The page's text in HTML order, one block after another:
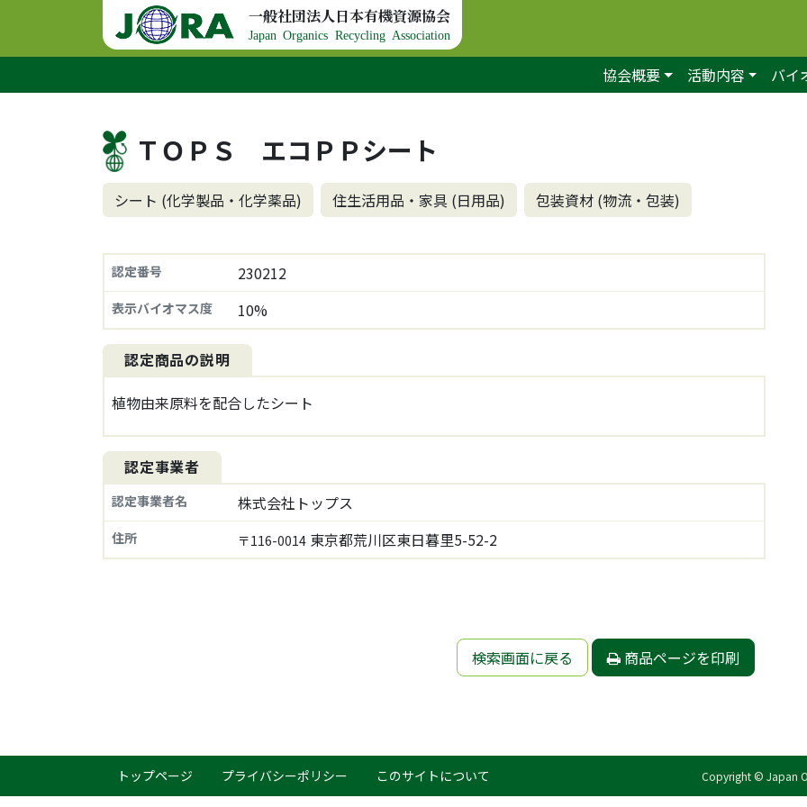
コンテンツへスキップ
メインナビゲーション
一般社団法人日本有機資源協会
Japan Organics Recycling Association
協会概要 活動内容 バイ
ＴＯＰＳ エコＰＰシート
シート (化学製品・化学薬品) 住生活用品・家具 (日用品) 包装資材 (物流・包装)
認定番号 230212
表示バイオマス度 10%
認定商品の説明
植物由来原料を配合したシート
認定事業者
認定事業者名 株式会社トップス
住所 〒116-0014 東京都荒川区東日暮里5-52-2
検索画面に戻る 商品ページを印刷
トップページ プライバシーポリシー このサイトについて Copyright © Japan